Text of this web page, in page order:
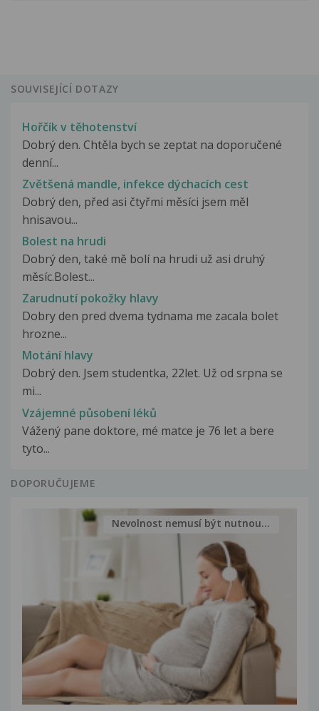
SOUVISEJÍCÍ DOTAZY
Hořčík v těhotenství
Dobrý den. Chtěla bych se zeptat na doporučené
denní...
Zvětšená mandle, infekce dýchacích cest
Dobrý den, před asi čtyřmi měsíci jsem měl
hnisavou...
Bolest na hrudi
Dobrý den, také mě bolí na hrudi už asi druhý
měsíc.Bolest...
Zarudnutí pokožky hlavy
Dobry den pred dvema tydnama me zacala bolet
hrozne...
Motání hlavy
Dobrý den. Jsem studentka, 22let. Už od srpna se
mi...
Vzájemné působení léků
Vážený pane doktore, mé matce je 76 let a bere
tyto...
DOPORUČUJEME
Nevolnost nemusí být nutnou...